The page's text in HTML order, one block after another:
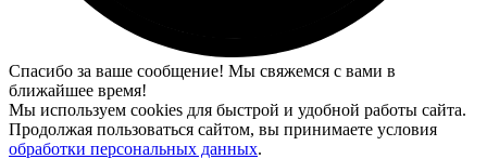
Спасибо за ваше сообщение! Мы свяжемся с вами в
ближайшее время!
Мы используем cookies для быстрой и удобной работы сайта.
Продолжая пользоваться сайтом, вы принимаете условия
обработки персональных данных.